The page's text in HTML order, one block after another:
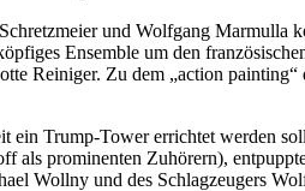
und Wolfgang Marmulla
Ensemble um den
Reiniger. Zu dem „action
ein Trump-Tower errichtet werden
prominenten Zuhörern),
Wollny und des Schlagzeugers